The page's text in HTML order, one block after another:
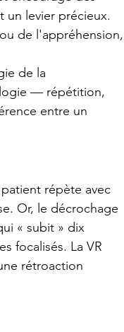
un levier précieux.
de l'appréhension,
de la
— répétition,
entre un
répète avec
Or, le décrochage
« subit » dix
focalisés. La VR
rétroaction